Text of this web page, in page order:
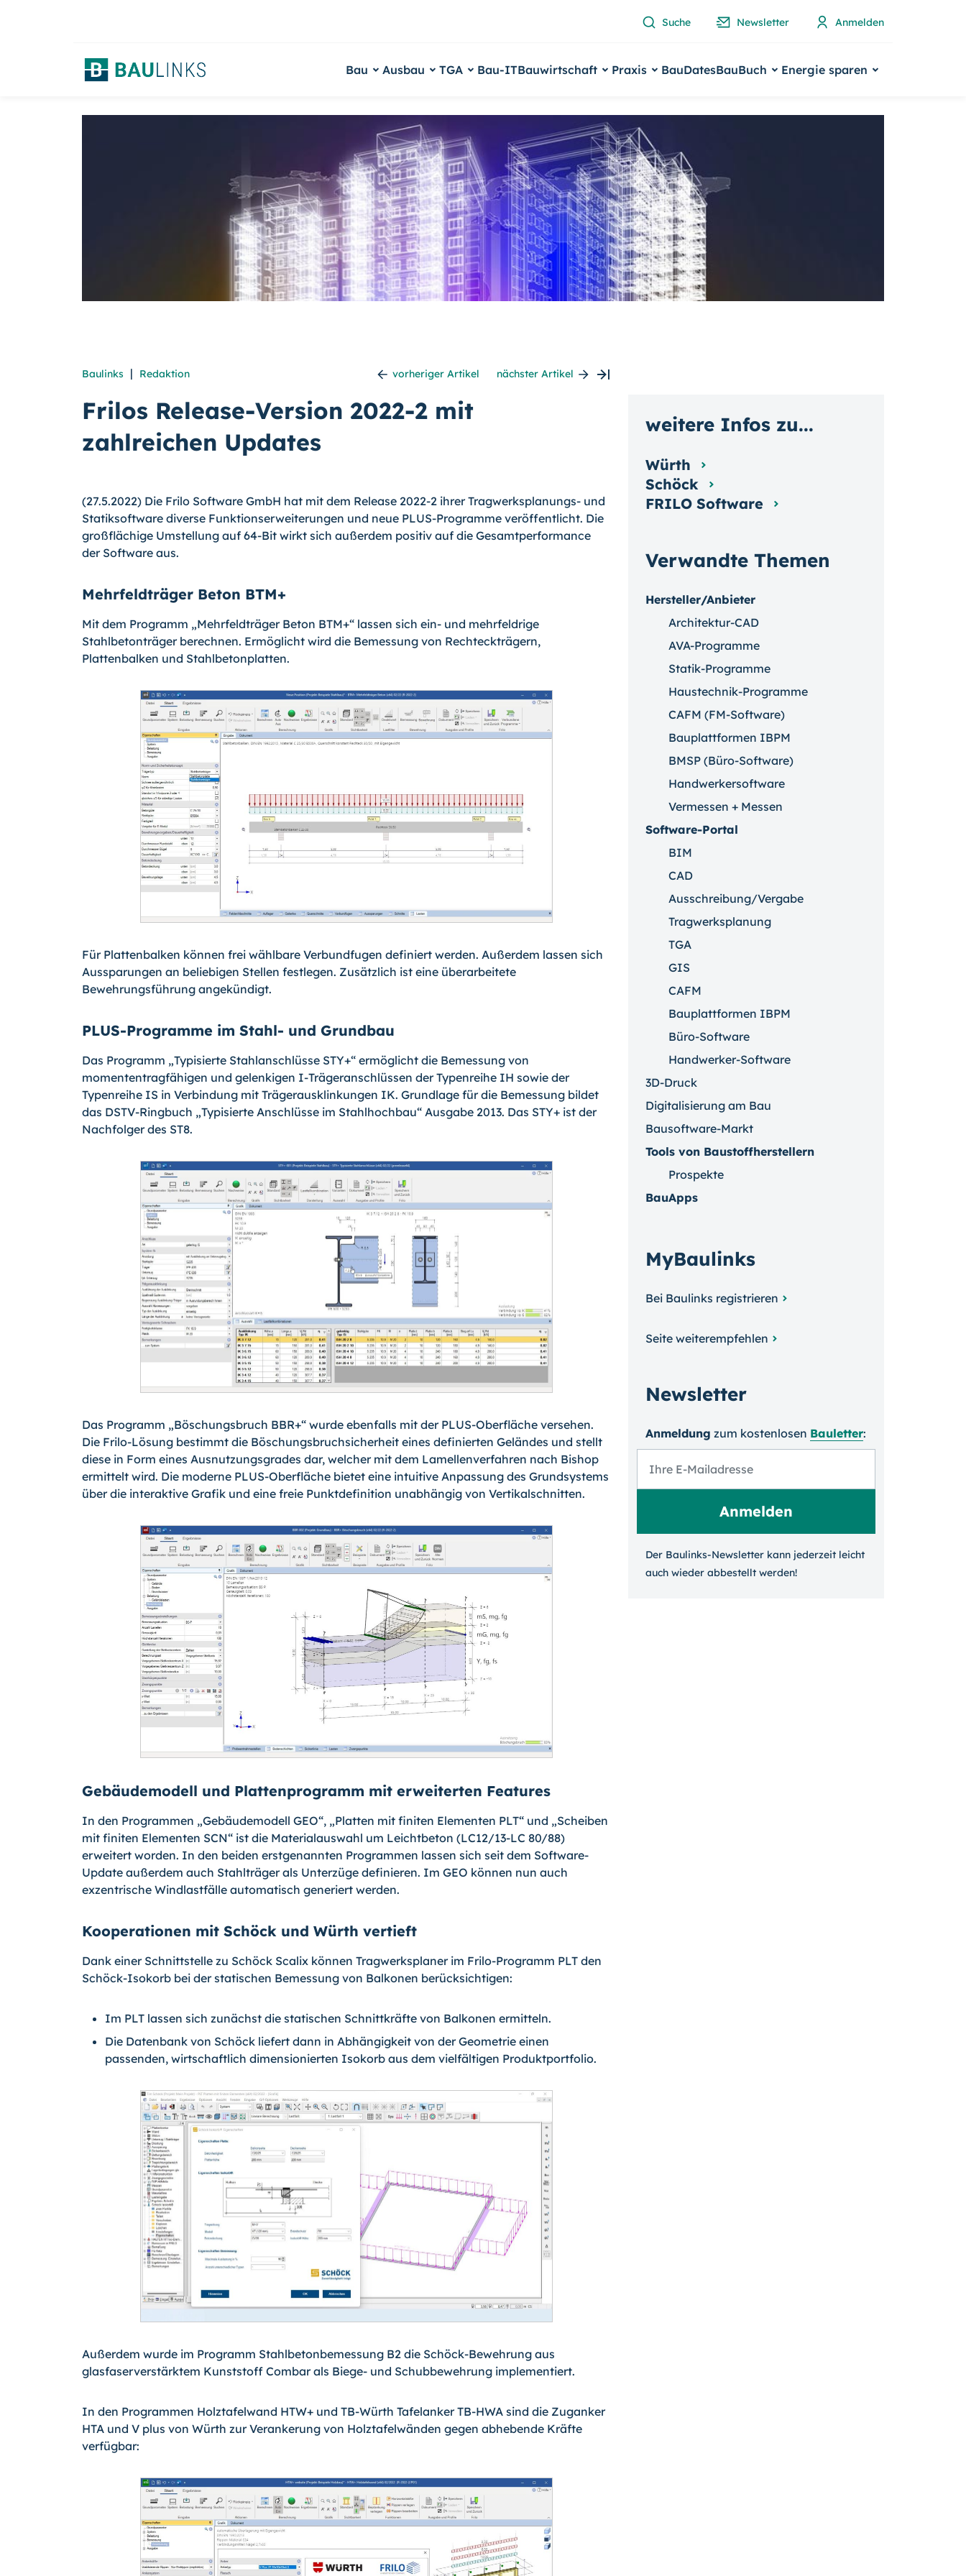
Suche Newsletter Anmelden
Bau Ausbau TGA Bau-ITBauwirtschaft Praxis BauDatesBauBuch Energie sparen
Baulinks | Redaktion vorheriger Artikel nächster Artikel
Frilos Release-Version 2022-2 mit
zahlreichen Updates
(27.5.2022) Die Frilo Software GmbH hat mit dem Release 2022-2 ihrer Tragwerkspla­nungs- und
Statiksoftware diverse Funktionserweiterungen und neue PLUS-Programme veröffentlicht. Die
großflächige Umstellung auf 64-Bit wirkt sich außerdem positiv auf die Gesamtperformance
der Software aus.
Mehrfeldträger Beton BTM+
Mit dem Programm „Mehrfeldträger Beton BTM+“ lassen sich ein- und mehrfeldrige
Stahlbetonträger berechnen. Ermöglicht wird die Bemessung von Rechteckträgern,
Plattenbalken und Stahlbetonplatten.
Für Plattenbalken können frei wählbare Verbundfugen definiert werden. Außerdem lassen sich
Aussparungen an beliebigen Stellen festlegen. Zusätzlich ist eine überarbeitete
Bewehrungsführung angekündigt.
PLUS-Programme im Stahl- und Grundbau
Das Programm „Typisierte Stahlanschlüsse STY+“ ermöglicht die Bemessung von
momententragfähigen und gelenkigen I-Trägeranschlüssen der Typenreihe IH sowie der
Typenreihe IS in Verbindung mit Trägerausklinkungen IK. Grundlage für die Bemessung bildet
das DSTV-Ringbuch „Typisierte Anschlüsse im Stahlhochbau“ Ausgabe 2013. Das STY+ ist der
Nachfolger des ST8.
Das Programm „Böschungsbruch BBR+“ wurde ebenfalls mit der PLUS-Oberfläche versehen.
Die Frilo-Lösung bestimmt die Böschungsbruchsicherheit eines definierten Geländes und stellt
diese in Form eines Ausnutzungsgrades dar, welcher mit dem Lamellenverfahren nach Bishop
ermittelt wird. Die moderne PLUS-Oberfläche bietet eine intuitive Anpassung des Grundsystems
über die interaktive Grafik und eine freie Punktdefinition unabhängig von Vertikalschnitten.
Gebäudemodell und Plattenprogramm mit erweiterten Features
In den Programmen „Gebäudemodell GEO“, „Platten mit finiten Elementen PLT“ und „Scheiben
mit finiten Elementen SCN“ ist die Materialauswahl um Leichtbeton (LC12/13-LC 80/88)
erweitert worden. In den beiden erstgenannten Programmen lassen sich seit dem Software-
Update außerdem auch Stahlträger als Unterzüge definieren. Im GEO können nun auch
exzentrische Windlastfälle automatisch generiert werden.
Kooperationen mit Schöck und Würth vertieft
Dank einer Schnittstelle zu Schöck Scalix können Tragwerksplaner im Frilo-Programm PLT den
Schöck-Isokorb bei der statischen Bemessung von Balkonen berücksichtigen:
Im PLT lassen sich zunächst die statischen Schnittkräfte von Balkonen ermitteln.
Die Datenbank von Schöck liefert dann in Abhängigkeit von der Geometrie einen
passenden, wirtschaftlich dimensionierten Isokorb aus dem vielfältigen Produktportfolio.
Außerdem wurde im Programm Stahlbetonbemessung B2 die Schöck-Bewehrung aus
glasfaserverstärktem Kunststoff Combar als Biege- und Schubbewehrung implementiert.
In den Programmen Holztafelwand HTW+ und TB-Würth Tafelanker TB-HWA sind die Zuganker
HTA und V plus von Würth zur Verankerung von Holztafelwänden gegen abhebende Kräfte
verfügbar:
Verwandte Themen
Hersteller/Anbieter
Architektur-CAD
AVA-Programme
Statik-Programme
Haustechnik-Programme
CAFM (FM-Software)
Bauplattformen IBPM
BMSP (Büro-Software)
Handwerkersoftware
Vermessen + Messen
Software-Portal
BIM
CAD
Ausschreibung/Vergabe
Tragwerksplanung
TGA
GIS
CAFM
Bauplattformen IBPM
Büro-Software
Handwerker-Software
3D-Druck
Digitalisierung am Bau
Bausoftware-Markt
Tools von Baustoffherstellern
Prospekte
BauApps
MyBaulinks
Bei Baulinks registrieren
Seite weiterempfehlen
Newsletter
Anmeldung zum kosten­losen Bauletter:
Der Baulinks-Newsletter kann jeder­zeit leicht
auch wieder ab­bestellt werden!
weitere Infos zu...
Würth
Schöck
FRILO Software